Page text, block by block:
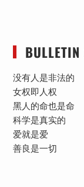
没有人是非法的
女权即人权
黑人的命也是命
科学是真实的
爱就是爱
善良是一切